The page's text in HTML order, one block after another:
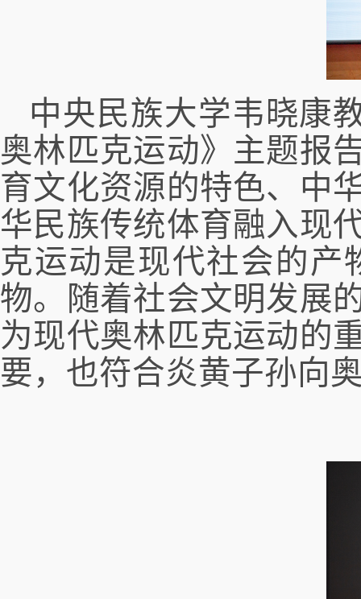
中央民族大学韦晓康
奥林匹克运动》主题报
育文化资源的特色、中
华民族传统体育融入现
克运动是现代社会的产
物。随着社会文明发展
为现代奥林匹克运动的
要，也符合炎黄子孙向